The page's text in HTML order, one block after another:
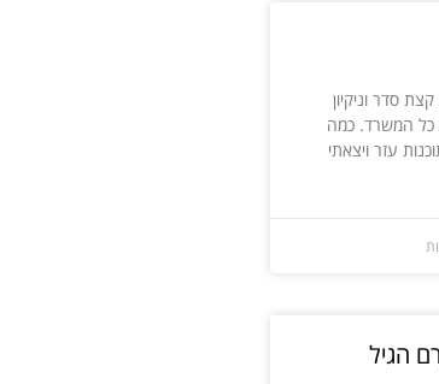
סדר וניקיון
כל המשרד. כמה
עזר ויצאתי
הגיל